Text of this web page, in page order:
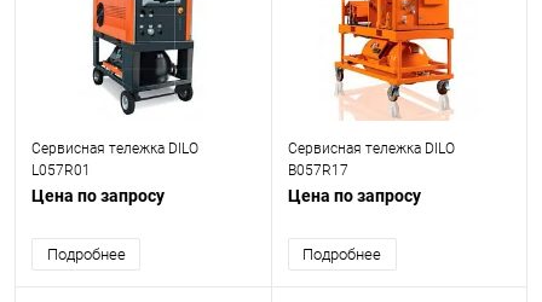
Сервисная тележка DILO
L057R01
Цена по запросу
Подробнее
Сервисная тележка DILO
B057R17
Цена по запросу
Подробнее